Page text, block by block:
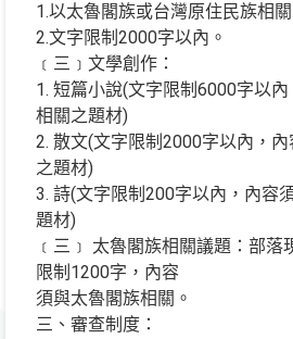
1.以太魯閣族或台灣原住民族相
2.文字限制2000字以內。
﹝三﹞文學創作：
1. 短篇小說(文字限制6000字以
相關之題材)
2. 散文(文字限制2000字以內，
之題材)
3. 詩(文字限制200字以內，內容
題材)
﹝三﹞ 太魯閣族相關議題：部落
限制1200字，內容
須與太魯閣族相關。
三、審查制度：